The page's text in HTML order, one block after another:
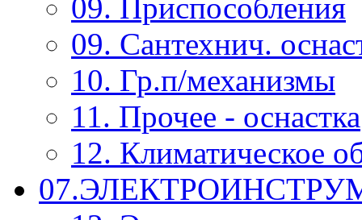
09. Приспособления
09. Сантехнич.
10. Гр.п/механизмы
11. Прочее - оснастка
12. Климатическое